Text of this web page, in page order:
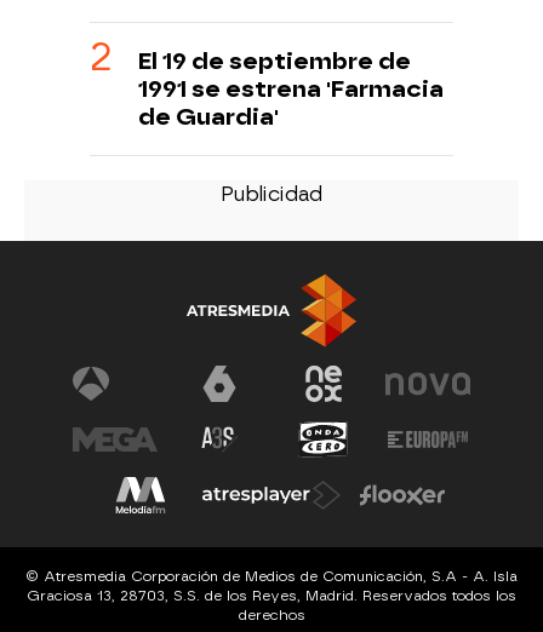
El 19 de septiembre de
1991 se estrena 'Farmacia
de Guardia'
© Atresmedia Corporación de Medios de Comunicación, S.A - A. Isla
Graciosa 13, 28703, S.S. de los Reyes, Madrid. Reservados todos los
derechos